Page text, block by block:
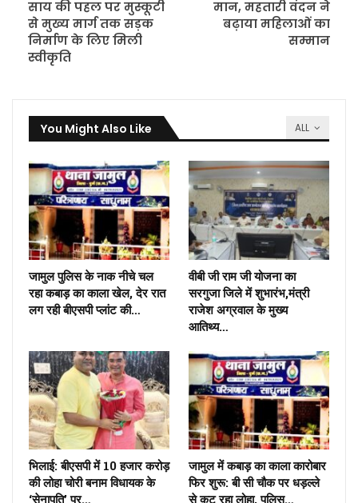
साय की पहल पर मुस्कूटी
से मुख्य मार्ग तक सड़क
निर्माण के लिए मिली
स्वीकृति
मान, महतारी वंदन ने
बढ़ाया महिलाओं का
सम्मान
ALL
You Might Also Like
जामुल पुलिस के नाक नीचे चल
रहा कबाड़ का काला खेल, देर रात
लग रही बीएसपी प्लांट की…
वीबी जी राम जी योजना का
सरगुजा जिले में शुभारंभ,मंत्री
राजेश अग्रवाल के मुख्य
आतिथ्य…
भिलाई: बीएसपी में 10 हजार करोड़
की लोहा चोरी बनाम विधायक के
‘सेनापति’ पर…
जामुल में कबाड़ का काला कारोबार
फिर शुरू: बी सी चौक पर धड़ल्ले
से कट रहा लोहा, पुलिस…